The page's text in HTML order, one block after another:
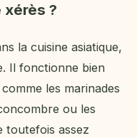
xérès ?
la cuisine asiatique,
Il fonctionne bien
les marinades
ou les
toutefois assez